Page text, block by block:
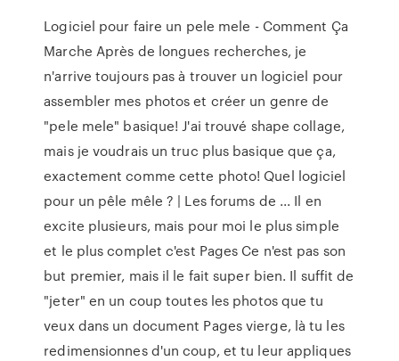
Logiciel pour faire un pele mele - Comment Ça
Marche Après de longues recherches, je
n'arrive toujours pas à trouver un logiciel pour
assembler mes photos et créer un genre de
"pele mele" basique! J'ai trouvé shape collage,
mais je voudrais un truc plus basique que ça,
exactement comme cette photo! Quel logiciel
pour un pêle mêle ? | Les forums de ... Il en
excite plusieurs, mais pour moi le plus simple
et le plus complet c'est Pages Ce n'est pas son
but premier, mais il le fait super bien. Il suffit de
"jeter" en un coup toutes les photos que tu
veux dans un document Pages vierge, là tu les
redimensionnes d'un coup, et tu leur appliques